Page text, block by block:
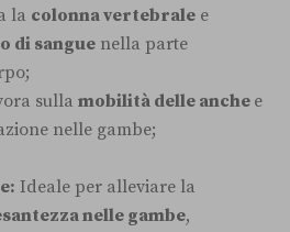
la colonna vertebrale e
di sangue nella parte
sulla mobilità delle anche e
nelle gambe;
Ideale per alleviare la
nelle gambe,